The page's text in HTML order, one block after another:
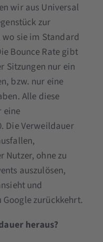
wir aus Universal
zur
sie im Standard
Bounce Rate gibt
Sitzungen nur ein
bzw. nur eine
Alle diese
eine
Die Verweildauer
Nutzer, ohne zu
auszulösen,
und
zurückkehrt.
heraus?